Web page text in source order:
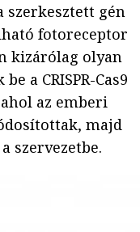
gén
fotoreceptor
kizárólag olyan
a CRISPR-Cas9
az emberi
majd
szervezetbe.